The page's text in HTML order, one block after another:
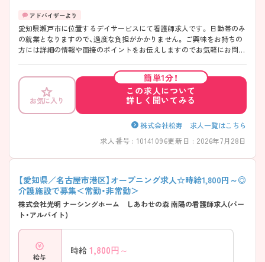
愛知県瀬戸市に位置するデイサービスにて看護師求人です。 日勤帯のみ
の就業となりますので、過度な負担がかかりません。 ご興味をお持ちの
方には詳細の情報や面接のポイントをお伝えしますのでお気軽にお問い
お気に入り
簡単1分！
この求人について
詳しく聞いてみる
株式会社松寿 求人一覧はこちら
求人番号 : 10141096更新日 : 2026年7月28日
【愛知県／名古屋市港区】オープニング求人☆時給1,800円～◎
介護施設で募集＜常勤・非常勤＞
株式会社光明 ナーシングホーム しあわせの森 南陽の看護師求人(パー
ト・アルバイト)
給与
時給 1,800円～